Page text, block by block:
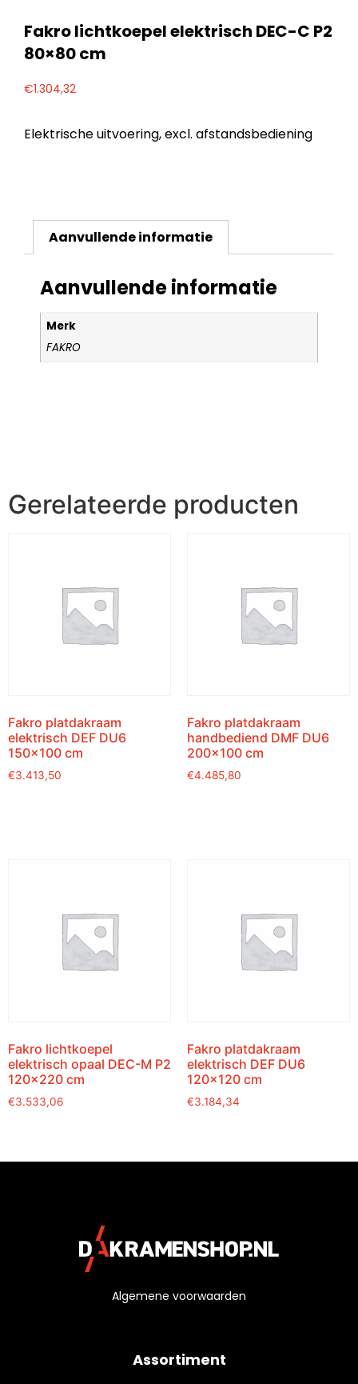
Fakro lichtkoepel elektrisch DEC-C P2
80×80 cm
€1.304,32
Elektrische uitvoering, excl. afstandsbediening
Aanvullende informatie
Aanvullende informatie
Merk
FAKRO
Gerelateerde producten
Fakro platdakraam
elektrisch DEF DU6
150×100 cm
€3.413,50
Fakro platdakraam
handbediend DMF DU6
200×100 cm
€4.485,80
Fakro lichtkoepel
elektrisch opaal DEC-M P2
120×220 cm
€3.533,06
Fakro platdakraam
elektrisch DEF DU6
120×120 cm
€3.184,34
Algemene voorwaarden
Assortiment